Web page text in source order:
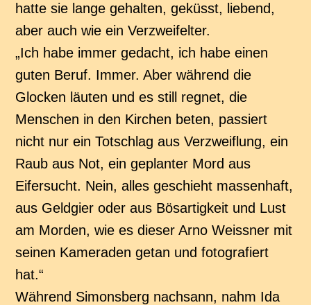
hatte sie lange gehalten, geküsst, liebend,
aber auch wie ein Verzweifelter.
„Ich habe immer gedacht, ich habe einen
guten Beruf. Immer. Aber während die
Glocken läuten und es still regnet, die
Menschen in den Kirchen beten, passiert
nicht nur ein Totschlag aus Verzweiflung, ein
Raub aus Not, ein geplanter Mord aus
Eifersucht. Nein, alles geschieht massenhaft,
aus Geldgier oder aus Bösartigkeit und Lust
am Morden, wie es dieser Arno Weissner mit
seinen Kameraden getan und fotografiert
hat.“
Während Simonsberg nachsann, nahm Ida